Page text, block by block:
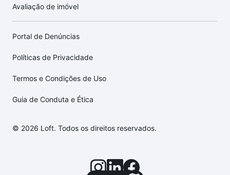
Avaliação de imóvel
Portal de Denúncias
Políticas de Privacidade
Termos e Condições de Uso
Guia de Conduta e Ética
© 2026 Loft. Todos os direitos reservados.